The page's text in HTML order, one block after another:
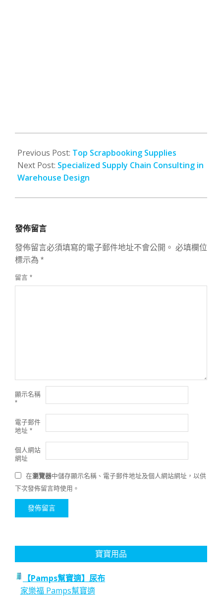
12-
28
Previous Post: Top Scrapbooking Supplies
Next Post: Specialized Supply Chain Consulting in
Warehouse Design
發佈留言
發佈留言必須填寫的電子郵件地址不會公開。 必填欄位
標示為 *
留言 *
顯示名稱
*
電子郵件
地址 *
個人網站
網址
在瀏覽器中儲存顯示名稱、電子郵件地址及個人網站網址，以供
下次發佈留言時使用。
寶寶用品
【Pamps幫寶適】尿布
家樂福 Pamps幫寶適